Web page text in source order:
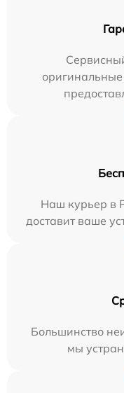
оригинальные
Наш курьер в
доставит ваше
Большинство
мы